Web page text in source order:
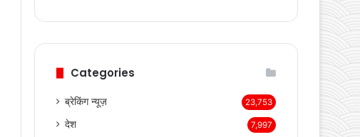
मिलेगा “प्रथम राजीव गांधी
गौरव रत्न अवार्ड”